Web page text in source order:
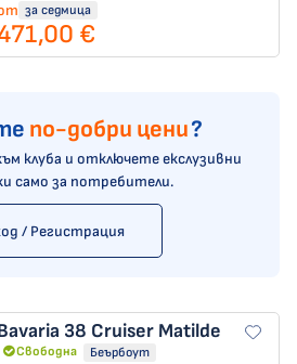
за седмица
€
по-добри цени?
клуба и отключете екслузивни
само за потребители.
/ Регистрация
38 Cruiser Matilde
Свободна
Беърбоут